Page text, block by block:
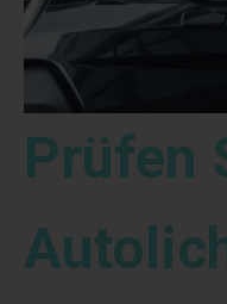
Prüfen